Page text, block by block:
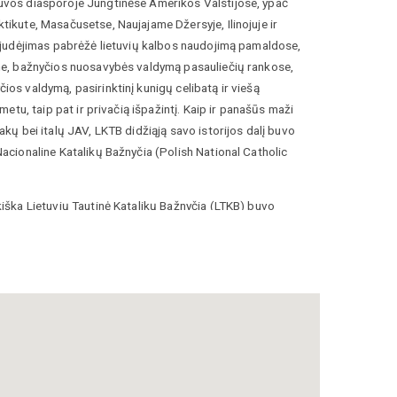
Masačusetse, Naujajame Džersyje, Ilinojuje ir
pabrėžė lietuvių kalbos naudojimą pamaldose,
bažnyčios nuosavybės valdymą pasauliečių rankose,
valdymą, pasirinktinį kunigų celibatą ir viešą
taip pat ir privačią išpažintį. Kaip ir panašūs maži
bei italų JAV, LKTB didžiąją savo istorijos dalį buvo
Katalikų Bažnyčia (Polish National Catholic
Lietuvių Tautinė Katalikų Bažnyčia (LTKB) buvo
Pensilvanijoje. Jos vienintelis vyskupas Jonas
lietuvių kalba. Ji rėmė sekmadienio mokyklas, chorus,